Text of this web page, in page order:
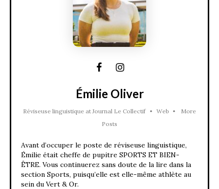
Émilie Oliver
Réviseuse linguistique at Journal Le Collectif • Web •
More
Posts
Avant d’occuper le poste de réviseuse linguistique,
Émilie était cheffe de pupitre SPORTS ET BIEN-
ÊTRE. Vous continuerez sans doute de la lire dans la
section Sports, puisqu’elle est elle-même athlète au
sein du Vert & Or.